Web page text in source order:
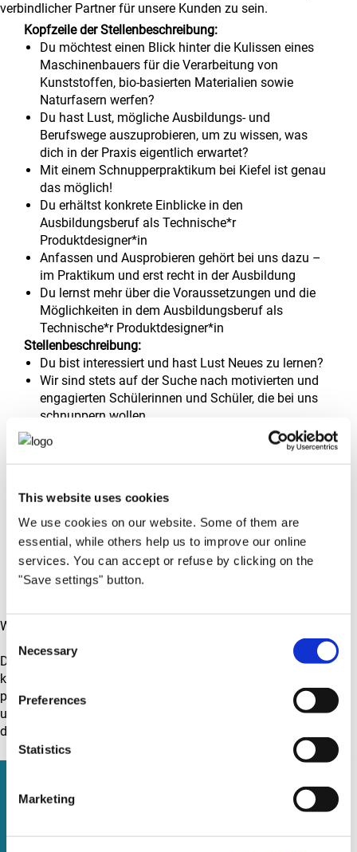
This website uses cookies
We use cookies on our website. Some of them are
essential, while others help us to improve our online
services. You can accept or refuse by clicking on the
"Save settings" button.
Selection
Necessary
Preferences
Statistics
Marketing
verbindlicher Partner für unsere Kunden zu sein.
Kopfzeile der Stellenbeschreibung:
Du möchtest einen Blick hinter die Kulissen eines
Maschinenbauers für die Verarbeitung von
Kunststoffen, bio-basierten Materialien sowie
Naturfasern werfen?
Du hast Lust, mögliche Ausbildungs- und
Berufswege auszuprobieren, um zu wissen, was
dich in der Praxis eigentlich erwartet?
Mit einem Schnupperpraktikum bei Kiefel ist genau
das möglich!
Du erhältst konkrete Einblicke in den
Ausbildungsberuf als Technische*r
Produktdesigner*in
Anfassen und Ausprobieren gehört bei uns dazu –
im Praktikum und erst recht in der Ausbildung
Du lernst mehr über die Voraussetzungen und die
Möglichkeiten in dem Ausbildungsberuf als
Technische*r Produktdesigner*in
Stellenbeschreibung:
Du bist interessiert und hast Lust Neues zu lernen?
Wir sind stets auf der Suche nach motivierten und
engagierten Schülerinnen und Schüler, die bei uns
schnuppern wollen
Wir freuen uns deine Anfrage
Fußzeile der Stellenbeschreibung:
ein modernes und freundliches Arbeitsumfeld
qualifizierte Weiterbildungsmöglichkeiten
interessante und abwechslungsreiche Aufgaben
Jetzt bewerben
Wir suchen eine Person wie dich!
Die Brückner Group vereint Menschen mit verschiedenen
kulturellen Hintergründen, Fähigkeiten und Erfahrungen. Wir
pflegen eine Unternehmenskultur, die von Integrität, Toleranz
und gegenseitigem Respekt geprägt ist und freuen uns, wenn
du zukünftig auch deine individuelle Perspektive einbringst.